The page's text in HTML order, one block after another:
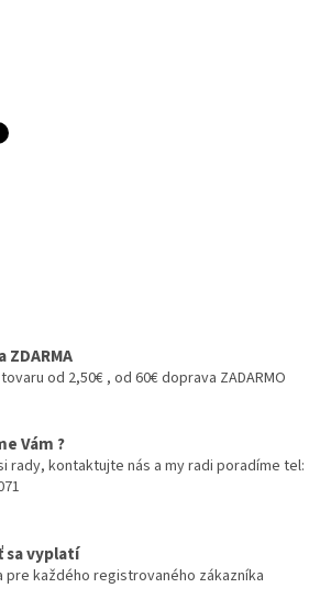
ZDARMA
od 2,50€ , od 60€ doprava ZADARMO
Vám ?
rady, kontaktujte nás a my radi poradíme tel:
sa vyplatí
pre každého registrovaného zákazníka